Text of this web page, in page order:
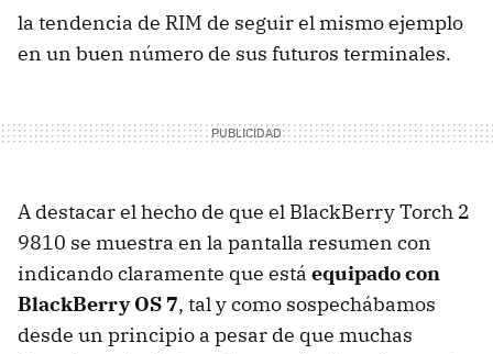
la tendencia de RIM de seguir el mismo ejemplo
en un buen número de sus futuros terminales.
A destacar el hecho de que el BlackBerry Torch 2
9810 se muestra en la pantalla resumen con
indicando claramente que está equipado con
BlackBerry OS 7, tal y como sospechábamos
desde un principio a pesar de que muchas